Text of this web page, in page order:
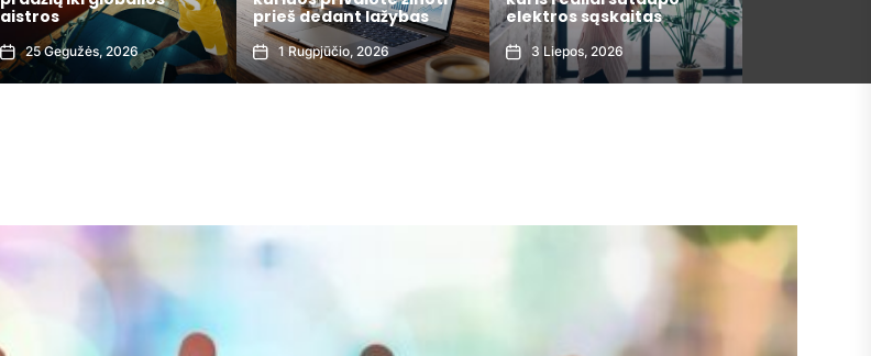
prieš dedant lažybas
1 Rugpjūčio, 2026
elektros sąskaitas
3 Liepos, 2026
metais
30 Gegužės, 2026